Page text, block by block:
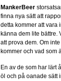
MankerBeer
finna nya sätt att
detta kommer att vara
känna dem lite bättre.
att prova dem. Om
kommer och vad som
En av de som har lärt
öl och på oanade sätt